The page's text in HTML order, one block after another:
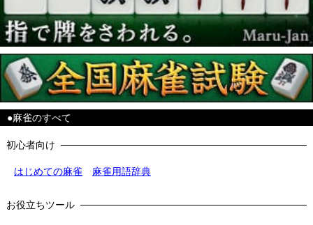
●麻雀のすべて
初心者向け
はじめての麻雀 麻雀用語辞典
お役立ちツール